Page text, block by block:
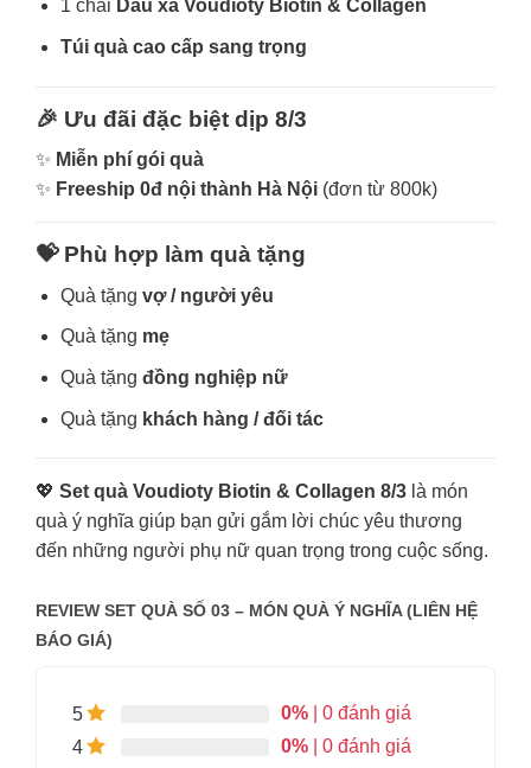
1 chai Dầu xả Voudioty Biotin & Collagen
Túi quà cao cấp sang trọng
🎉 Ưu đãi đặc biệt dịp 8/3
✨ Miễn phí gói quà
✨ Freeship 0đ nội thành Hà Nội(đơn từ 800k)
💝 Phù hợp làm quà tặng
Quà tặng vợ / người yêu
Quà tặng mẹ
Quà tặng đồng nghiệp nữ
Quà tặng khách hàng / đối tác
💖 Set quà Voudioty Biotin & Collagen 8/3là món
quà ý nghĩa giúp bạn gửi gắm lời chúc yêu thương
đến những người phụ nữ quan trọng trong cuộc sống.
REVIEW SET QUÀ SỐ 03 – MÓN QUÀ Ý NGHĨA (LIÊN HỆ
BÁO GIÁ)
5 0% | 0 đánh giá
4
0% | 0 đánh giá